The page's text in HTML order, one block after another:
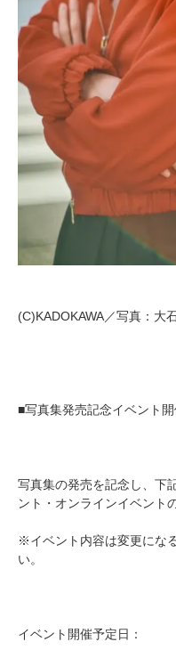
(C)KADOKAWA／写真：大
■写真集発売記念イベント
写真集の発売を記念し、下
ント・オンラインイベント
※イベント内容は変更にな
い。
イベント開催予定日：